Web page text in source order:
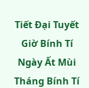
Tiết Đại Tuyết
Giờ Bính Tí
Ngày Ất Mùi
Tháng Bính Tí